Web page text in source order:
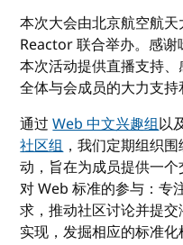
本次大会由北京航空航
Reactor 联合举办。感
本次活动提供直播支持
全体与会成员的大力支持
通过Web 中文兴趣组以
社区组，我们定期组织
动，旨在为成员提供一
对 Web 标准的参与：专
求，推动社区讨论并提
实现，发掘相应的标准化